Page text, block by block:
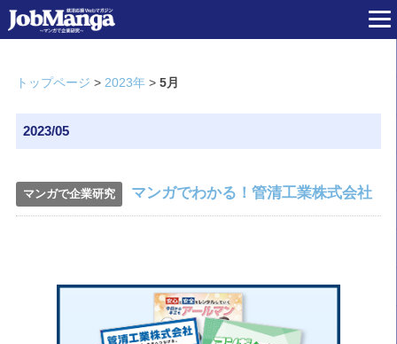
トップページ > 2023年> 5月
2023/05
マンガで企業研究 マンガでわかる！管清工業株式会社